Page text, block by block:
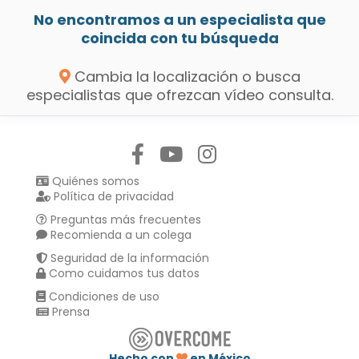
No encontramos a un especialista que
coincida con tu búsqueda
Cambia la localización o busca
especialistas que ofrezcan vídeo consulta.
Quiénes somos
Política de privacidad
Preguntas más frecuentes
Recomienda a un colega
Seguridad de la información
Como cuidamos tus datos
Condiciones de uso
Prensa